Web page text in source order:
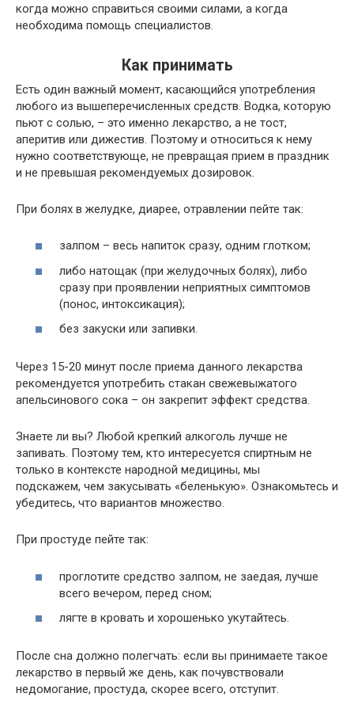
когда можно справиться своими силами, а когда
необходима помощь специалистов.
Как принимать
Есть один важный момент, касающийся употребления
любого из вышеперечисленных средств. Водка, которую
пьют с солью, – это именно лекарство, а не тост,
аперитив или дижестив. Поэтому и относиться к нему
нужно соответствующе, не превращая прием в праздник
и не превышая рекомендуемых дозировок.
При болях в желудке, диарее, отравлении пейте так:
залпом – весь напиток сразу, одним глотком;
либо натощак (при желудочных болях), либо
сразу при проявлении неприятных симптомов
(понос, интоксикация);
без закуски или запивки.
Через 15-20 минут после приема данного лекарства
рекомендуется употребить стакан свежевыжатого
апельсинового сока – он закрепит эффект средства.
Знаете ли вы? Любой крепкий алкоголь лучше не
запивать. Поэтому тем, кто интересуется спиртным не
только в контексте народной медицины, мы
подскажем, чем закусывать «беленькую». Ознакомьтесь и
убедитесь, что вариантов множество.
При простуде пейте так:
проглотите средство залпом, не заедая, лучше
всего вечером, перед сном;
лягте в кровать и хорошенько укутайтесь.
После сна должно полегчать: если вы принимаете такое
лекарство в первый же день, как почувствовали
недомогание, простуда, скорее всего, отступит.